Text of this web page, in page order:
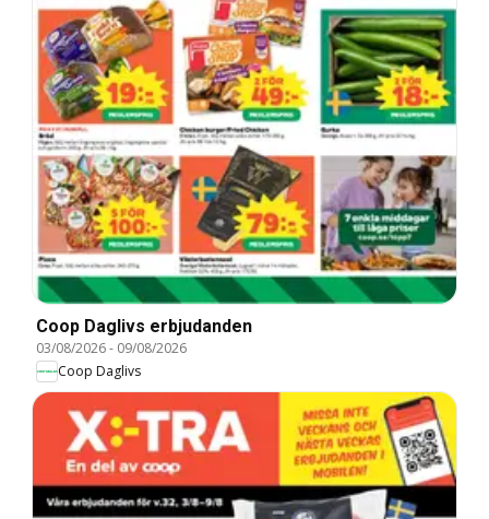
Coop Daglivs erbjudanden
03/08/2026- 09/08/2026
Coop Daglivs